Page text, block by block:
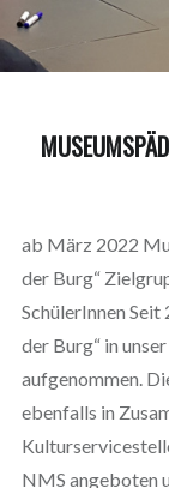
ab März 2022
der Burg“
SchülerInnen
der Burg“ in
aufgenommen.
ebenfalls in
NMS angeboten